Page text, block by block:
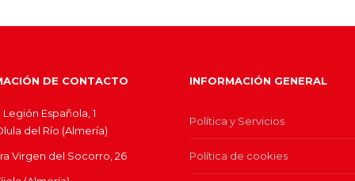
DE CONTACTO
Legión Española, 1
del Río (Almería)
Virgen del Socorro, 26
INFORMACIÓN GENERAL
Política y Servicios
Política de cookies